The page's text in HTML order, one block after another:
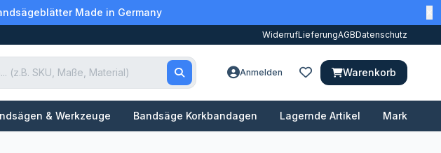
Made in Germany
WiderrufLieferungAGBDatenschutz
Anmelden Warenkorb
& Werkzeuge Bandsäge Korkbandagen Lagernde Artikel Marken